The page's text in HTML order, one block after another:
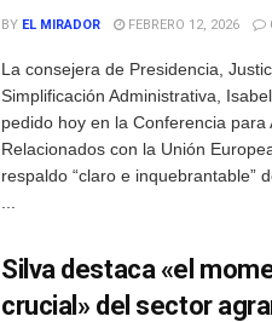
BY EL MIRADOR FEBRERO 12, 2026
La consejera de Presidencia,
Simplificación Administrativa,
pedido hoy en la Conferencia para
Relacionados con la Unión
respaldo “claro e inquebrantable”
Silva destaca «el
crucial» del sector